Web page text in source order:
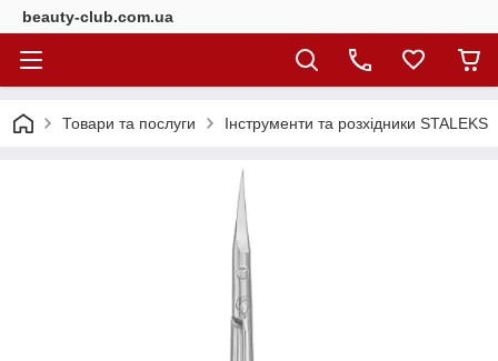
beauty-club.com.ua
Товари та послуги Інструменти та розхідники STALEKS